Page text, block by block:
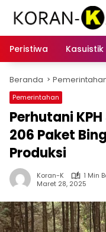
Peristiwa
Kasuistik
Beranda
Pemerintahan
Perhutani
206 Paket
Produksi
Koran-K
1 Min
Maret 28, 2025